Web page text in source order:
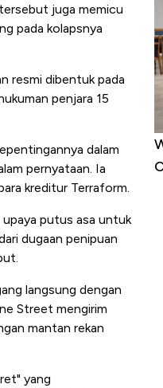
juga memicu
pada kolapsnya
resmi dibentuk pada
penjara 15
dalam
pernyataan. Ia
kreditur Terraform.
putus asa untuk
dugaan penipuan
langsung dengan
Street mengirim
mantan rekan
yang
4% dalam 24
50 Hari!